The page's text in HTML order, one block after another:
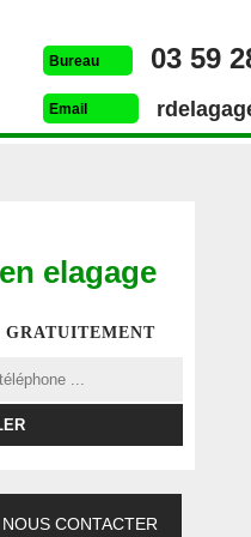
Bureau 03 59
Email
elagage
NOUS CONTACTER